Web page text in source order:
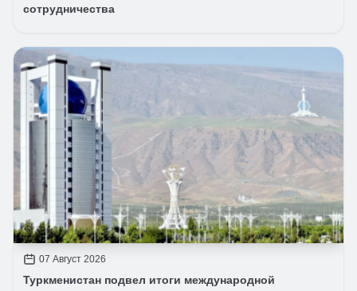
сотрудничества
07 Август 2026
Туркменистан подвел итоги международной